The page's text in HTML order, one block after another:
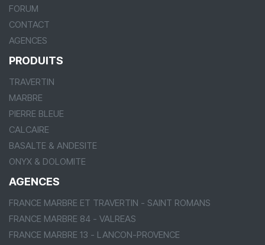
FORUM
CONTACT
AGENCES
PRODUITS
TRAVERTIN
MARBRE
PIERRE BLEUE
CALCAIRE
BASALTE & ANDESITE
ONYX & DOLOMITE
AGENCES
FRANCE MARBRE ET TRAVERTIN - SAINT ROMANS
FRANCE MARBRE 84 - VALREAS
FRANCE MARBRE 13 - LANCON-PROVENCE